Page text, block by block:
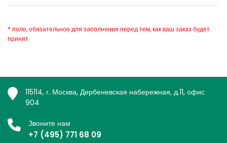
* поле, обязательное для заполнения перед тем, как ваш заказ будет
принят.
115114, г. Москва, Дербеневская набережная, д.11, офис
904
Звоните нам
+7 (495) 771 68 09